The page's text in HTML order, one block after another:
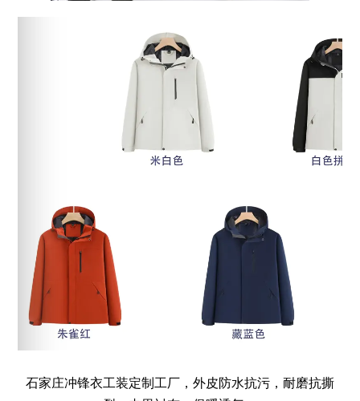
石家庄冲锋衣工装定制工厂，外皮防水抗污，耐磨抗撕